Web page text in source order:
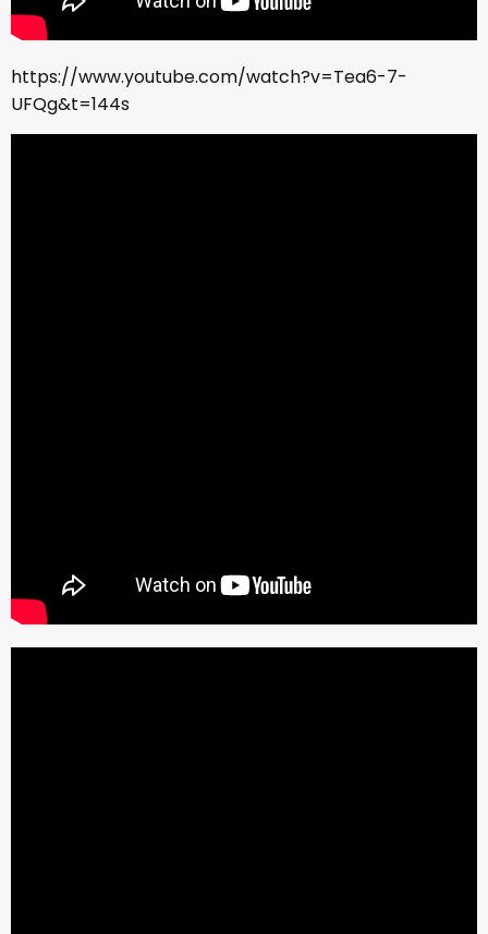
https://www.youtube.com/watch?v=Tea6-7-
UFQg&t=144s